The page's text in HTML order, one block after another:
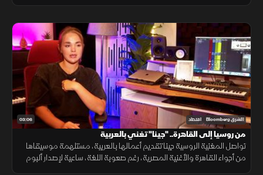
03:06 الشرق Bloomberg اقتصاد
من روسيا إلى القاهرة.. "جينا" تغني بالعربية
تواصل المغنية الروسية جينا تقديم أعمالها بالعربية، مستلهمة موسيقاها
من أجواء القاهرة والأغنية المصرية، رغم صعوبة اللغة، ساعية لإصدار ألبوم